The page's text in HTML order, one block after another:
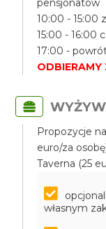
pensjonatów
10:00 - 15:00
15:00 - 16:00
17:00 -
ODBIERAMY
Propozycje
euro/za
Taverna (25
własnym